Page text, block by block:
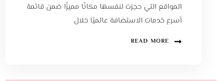
المواقع التي حجزت لنفسها مكانًا مميزًا ضمن قائمة
أسرع خدمات الاستضافة عالميًا خلال
READ MORE